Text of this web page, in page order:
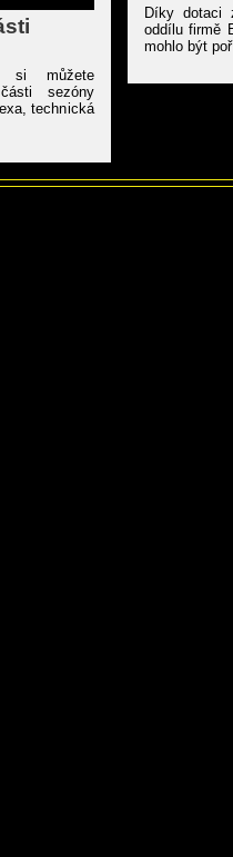
si můžete
sezóny
technická
Díky dotaci
oddílu firmě
mohlo být